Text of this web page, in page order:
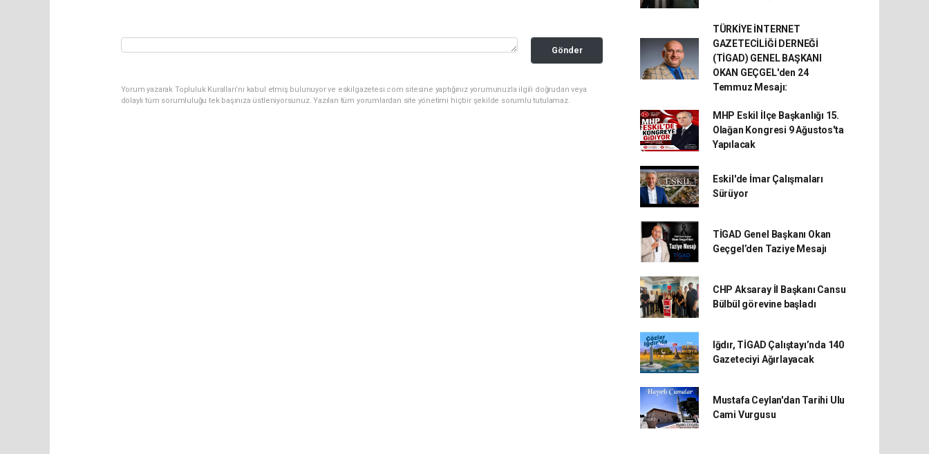
Gönder
Yorum yazarak Topluluk Kuralları’nı kabul etmiş bulunuyor ve eskilgazetesi.com sitesine yaptığınız yorumunuzla ilgili doğrudan veya
dolaylı tüm sorumluluğu tek başınıza üstleniyorsunuz. Yazılan tüm yorumlardan site yönetimi hiçbir şekilde sorumlu tutulamaz.
TÜRKİYE İNTERNET
GAZETECİLİĞİ DERNEĞİ
(TİGAD) GENEL BAŞKANI
OKAN GEÇGEL'den 24
Temmuz Mesajı:
MHP Eskil İlçe Başkanlığı 15.
Olağan Kongresi 9 Ağustos'ta
Yapılacak
Eskil'de İmar Çalışmaları
Sürüyor
TİGAD Genel Başkanı Okan
Geçgel’den Taziye Mesajı
CHP Aksaray İl Başkanı Cansu
Bülbül görevine başladı
Iğdır, TİGAD Çalıştayı’nda 140
Gazeteciyi Ağırlayacak
Mustafa Ceylan'dan Tarihi Ulu
Cami Vurgusu